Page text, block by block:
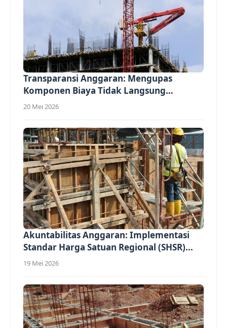
Transparansi Anggaran: Mengupas
Komponen Biaya Tidak Langsung
(Overhead)...
20 Mei 2026
Akuntabilitas Anggaran: Implementasi
Standar Harga Satuan Regional (SHSR)...
19 Mei 2026